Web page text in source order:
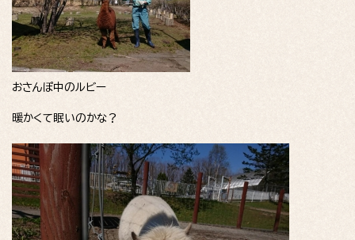
おさんぽ中のルビー
暖かくて眠いのかな？